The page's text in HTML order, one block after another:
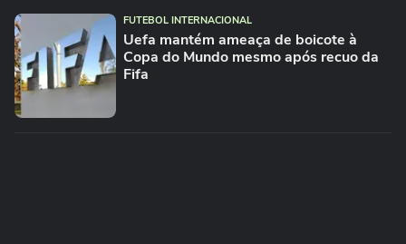
FUTEBOL INTERNACIONAL
Uefa mantém ameaça de boicote à
Copa do Mundo mesmo após recuo da
Fifa